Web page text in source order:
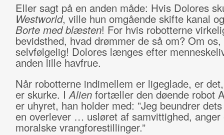
Eller sagt på en anden måde: Hvis Dolores
Westworld, ville hun omgående skifte kanal
Borte med blæsten! For hvis robotterne
bevidsthed, hvad drømmer de så om? Om os,
selvfølgelig! Dolores længes efter
anden lille havfrue.
Når robotterne indimellem er ligeglade, er
er skurke. IAlienfortæller den døende robot
er uhyret, han holder med: ”Jeg beundrer
en overlever … usløret af samvittighed, anger
moralske vrangforestillinger.”